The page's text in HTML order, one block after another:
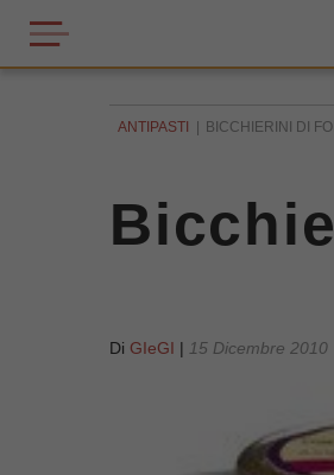
ANTIPASTI BICCHIERINI DI
Di GIeGI | 15 Dicembre 2010